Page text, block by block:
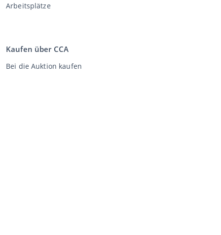
Arbeitsplätze
Kaufen über CCA
Bei die Auktion kaufen